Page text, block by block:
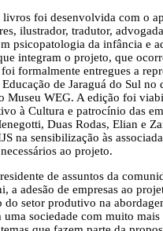
livros foi desenvolvida com o
ilustrador, tradutor,
psicopatologia da infância e
integram o projeto, que
formalmente entregues a
Educação de Jaraguá do Sul no
Museu WEG. A edição foi
à Cultura e patrocínio das
Duas Rodas, Elian e
na sensibilização às
ao projeto.
de assuntos da
a adesão de empresas ao
do setor produtivo na
uma sociedade com muito